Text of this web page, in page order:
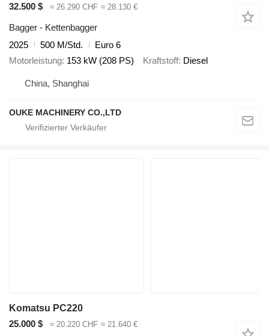
32.500 $
≈ 26.290 CHF ≈ 28.130 €
Bagger - Kettenbagger
2025
500 M/Std.
Euro 6
Motorleistung 153 kW (208 PS) Kraftstoff Diesel
China, Shanghai
OUKE MACHINERY CO.,LTD
Komatsu PC220
25.000 $
≈ 20.220 CHF ≈ 21.640 €